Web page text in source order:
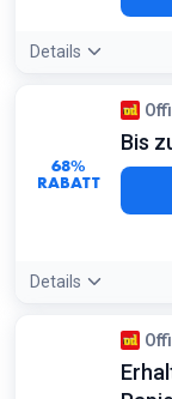
Details
68%
RABATT
Bis
Details
Angebotsdetails:
Beigaben, um
Bedingungen: